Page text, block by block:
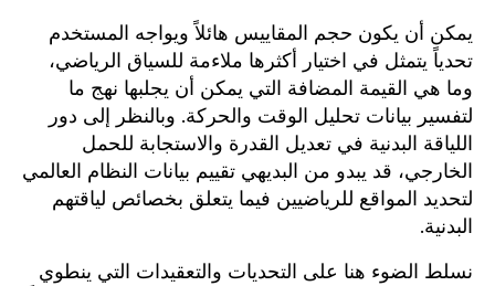
يمكن أن يكون حجم المقاييس هائلاً ويواجه المستخدم
تحدياً يتمثل في اختيار أكثرها ملاءمة للسياق الرياضي،
وما هي القيمة المضافة التي يمكن أن يجلبها نهج ما
لتفسير بيانات تحليل الوقت والحركة. وبالنظر إلى دور
اللياقة البدنية في تعديل القدرة والاستجابة للحمل
الخارجي، قد يبدو من البديهي تقييم بيانات النظام العالمي
لتحديد المواقع للرياضيين فيما يتعلق بخصائص لياقتهم
البدنية.
نسلط الضوء هنا على التحديات والتعقيدات التي ينطوي